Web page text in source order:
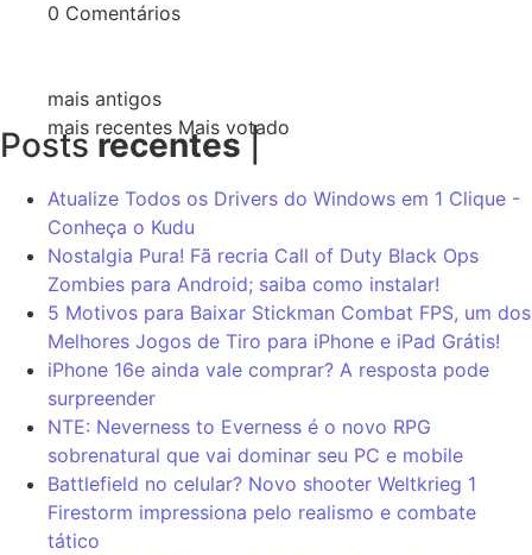
0 Comentários
mais antigos
mais recentes Mais votado
Posts recentes |
Atualize Todos os Drivers do Windows em 1 Clique -
Conheça o Kudu
Nostalgia Pura! Fã recria Call of Duty Black Ops
Zombies para Android; saiba como instalar!
5 Motivos para Baixar Stickman Combat FPS, um dos
Melhores Jogos de Tiro para iPhone e iPad Grátis!
iPhone 16e ainda vale comprar? A resposta pode
surpreender
NTE: Neverness to Everness é o novo RPG
sobrenatural que vai dominar seu PC e mobile
Battlefield no celular? Novo shooter Weltkrieg 1
Firestorm impressiona pelo realismo e combate
tático